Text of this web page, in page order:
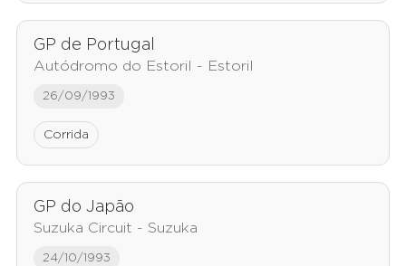
GP de Portugal
Autódromo do Estoril - Estoril
26/09/1993
Corrida
GP do Japão
Suzuka Circuit - Suzuka
24/10/1993